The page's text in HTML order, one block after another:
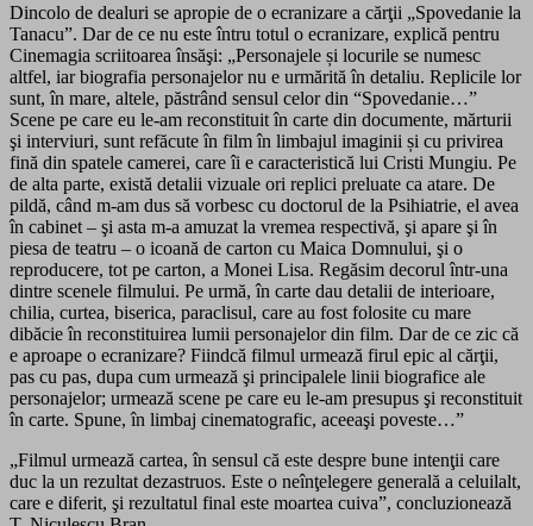
Dincolo de dealuri se apropie de o ecranizare a cărţii „Spovedanie la
Tanacu”. Dar de ce nu este întru totul o ecranizare, explică pentru
Cinemagia scriitoarea însăşi: „Personajele și locurile se numesc
altfel, iar biografia personajelor nu e urmărită în detaliu. Replicile lor
sunt, în mare, altele, păstrând sensul celor din “Spovedanie…”
Scene pe care eu le-am reconstituit în carte din documente, mărturii
şi interviuri, sunt refăcute în film în limbajul imaginii și cu privirea
fină din spatele camerei, care îi e caracteristică lui Cristi Mungiu. Pe
de alta parte, există detalii vizuale ori replici preluate ca atare. De
pildă, când m-am dus să vorbesc cu doctorul de la Psihiatrie, el avea
în cabinet – şi asta m-a amuzat la vremea respectivă, şi apare şi în
piesa de teatru – o icoană de carton cu Maica Domnului, şi o
reproducere, tot pe carton, a Monei Lisa. Regăsim decorul într-una
dintre scenele filmului. Pe urmă, în carte dau detalii de interioare,
chilia, curtea, biserica, paraclisul, care au fost folosite cu mare
dibăcie în reconstituirea lumii personajelor din film. Dar de ce zic că
e aproape o ecranizare? Fiindcă filmul urmează firul epic al cărţii,
pas cu pas, dupa cum urmează şi principalele linii biografice ale
personajelor; urmează scene pe care eu le-am presupus şi reconstituit
în carte. Spune, în limbaj cinematografic, aceeaşi poveste…”
„Filmul urmează cartea, în sensul că este despre bune intenţii care
duc la un rezultat dezastruos. Este o neînţelegere generală a celuilalt,
care e diferit, şi rezultatul final este moartea cuiva”, concluzionează